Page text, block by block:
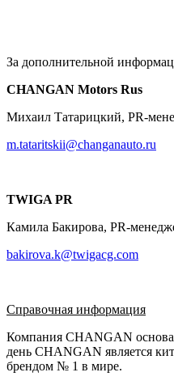
За дополнительной
CHANGAN Motors Rus
Михаил Татарицкий, PR-
m.tataritskii@changanauto.ru
TWIGA PR
Камила Бакирова, PR-
bakirova.k@twigacg.com
Справочная информация
Компания CHANGAN
день CHANGAN является
брендом № 1 в мире.